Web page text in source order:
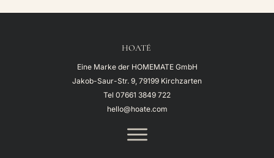
HOATÉ
Eine Marke der HOMEMATE GmbH
Jakob-Saur-Str. 9, 79199 Kirchzarten
Tel 07661 3849 722
hello@hoate.com